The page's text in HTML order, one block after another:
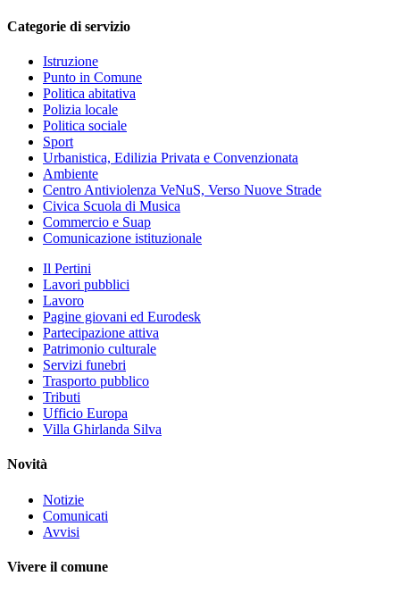
Categorie di servizio
Istruzione
Punto in Comune
Politica abitativa
Polizia locale
Politica sociale
Sport
Urbanistica, Edilizia Privata e Convenzionata
Ambiente
Centro Antiviolenza VeNuS, Verso Nuove Strade
Civica Scuola di Musica
Commercio e Suap
Comunicazione istituzionale
Il Pertini
Lavori pubblici
Lavoro
Pagine giovani ed Eurodesk
Partecipazione attiva
Patrimonio culturale
Servizi funebri
Trasporto pubblico
Tributi
Ufficio Europa
Villa Ghirlanda Silva
Novità
Notizie
Comunicati
Avvisi
Vivere il comune